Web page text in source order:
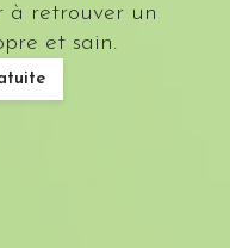
à retrouver un
et sain.